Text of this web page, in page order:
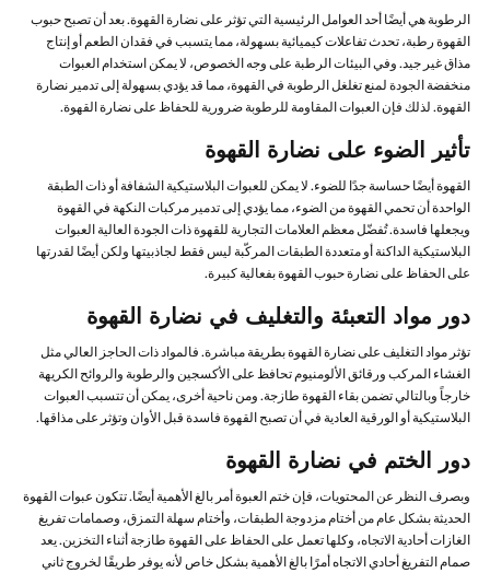
الرطوبة هي أيضًا أحد العوامل الرئيسية التي تؤثر على نضارة القهوة. بعد أن تصبح حبوب
القهوة رطبة، تحدث تفاعلات كيميائية بسهولة، مما يتسبب في فقدان الطعم أو إنتاج
مذاق غير جيد. وفي البيئات الرطبة على وجه الخصوص، لا يمكن استخدام العبوات
منخفضة الجودة لمنع تغلغل الرطوبة في القهوة، مما قد يؤدي بسهولة إلى تدمير نضارة
القهوة. لذلك فإن العبوات المقاومة للرطوبة ضرورية للحفاظ على نضارة القهوة.
تأثير الضوء على نضارة القهوة
القهوة أيضًا حساسة جدًا للضوء. لا يمكن للعبوات البلاستيكية الشفافة أو ذات الطبقة
الواحدة أن تحمي القهوة من الضوء، مما يؤدي إلى تدمير مركبات النكهة في القهوة
ويجعلها فاسدة. تُفضّل معظم العلامات التجارية للقهوة ذات الجودة العالية العبوات
البلاستيكية الداكنة أو متعددة الطبقات المركّبة ليس فقط لجاذبيتها ولكن أيضًا لقدرتها
على الحفاظ على نضارة حبوب القهوة بفعالية كبيرة.
دور مواد التعبئة والتغليف في نضارة القهوة
تؤثر مواد التغليف على نضارة القهوة بطريقة مباشرة. فالمواد ذات الحاجز العالي مثل
الغشاء المركب ورقائق الألومنيوم تحافظ على الأكسجين والرطوبة والروائح الكريهة
خارجاً وبالتالي تضمن بقاء القهوة طازجة. ومن ناحية أخرى، يمكن أن تتسبب العبوات
البلاستيكية أو الورقية العادية في أن تصبح القهوة فاسدة قبل الأوان وتؤثر على مذاقها.
دور الختم في نضارة القهوة
وبصرف النظر عن المحتويات، فإن ختم العبوة أمر بالغ الأهمية أيضًا. تتكون عبوات القهوة
الحديثة بشكل عام من أختام مزدوجة الطبقات، وأختام سهلة التمزق، وصمامات تفريغ
الغازات أحادية الاتجاه، وكلها تعمل على الحفاظ على القهوة طازجة أثناء التخزين. يعد
صمام التفريغ أحادي الاتجاه أمرًا بالغ الأهمية بشكل خاص لأنه يوفر طريقًا لخروج ثاني